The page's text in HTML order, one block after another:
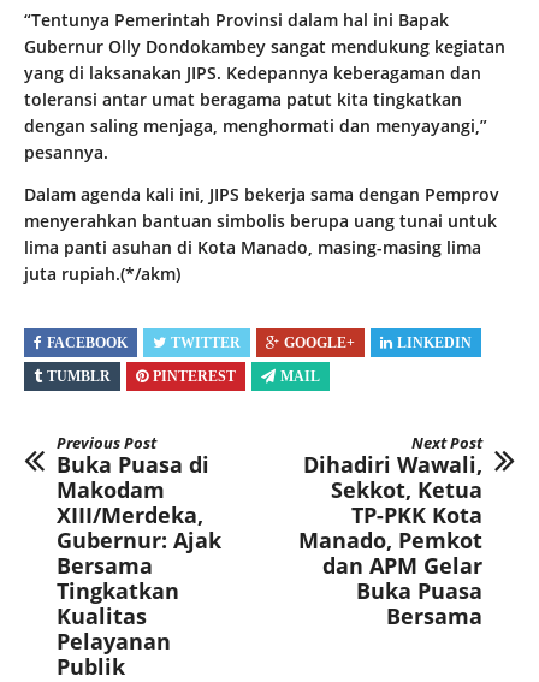
“Tentunya Pemerintah Provinsi dalam hal ini Bapak
Gubernur Olly Dondokambey sangat mendukung kegiatan
yang di laksanakan JIPS. Kedepannya keberagaman dan
toleransi antar umat beragama patut kita tingkatkan
dengan saling menjaga, menghormati dan menyayangi,”
pesannya.
Dalam agenda kali ini, JIPS bekerja sama dengan Pemprov
menyerahkan bantuan simbolis berupa uang tunai untuk
lima panti asuhan di Kota Manado, masing-masing lima
juta rupiah.(*/akm)
FACEBOOK TWITTER GOOGLE+
LINKEDIN
TUMBLR
PINTEREST MAIL
Previous Post
Buka Puasa di
Makodam
XIII/Merdeka,
Gubernur: Ajak
Bersama
Tingkatkan
Kualitas
Pelayanan
Publik
Next Post
Dihadiri Wawali,
Sekkot, Ketua
TP-PKK Kota
Manado, Pemkot
dan APM Gelar
Buka Puasa
Bersama